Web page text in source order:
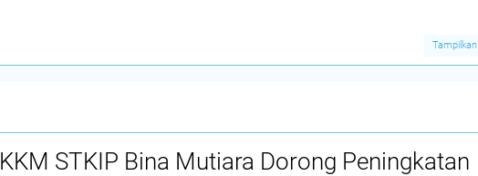
Tampilkan
KKM STKIP Bina Mutiara Dorong Peningkatan